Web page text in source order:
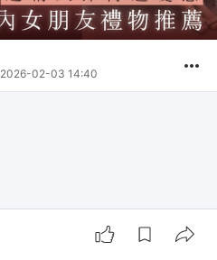
2026-02-03 14:40